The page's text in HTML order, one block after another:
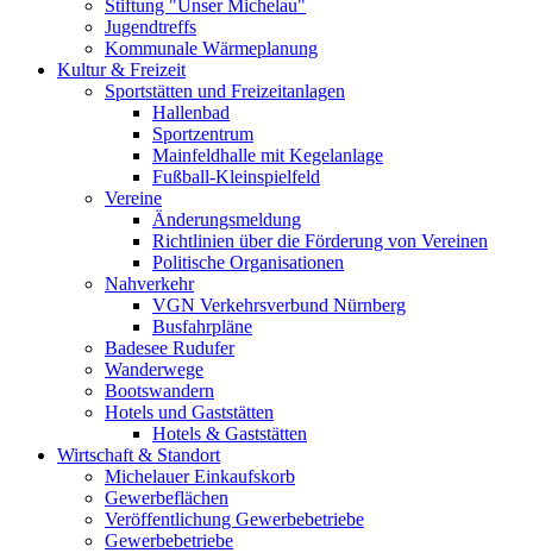
Stiftung "Unser Michelau"
Jugendtreffs
Kommunale Wärmeplanung
Kultur & Freizeit
Sportstätten und Freizeitanlagen
Hallenbad
Sportzentrum
Mainfeldhalle mit Kegelanlage
Fußball-Kleinspielfeld
Vereine
Änderungsmeldung
Richtlinien über die Förderung von Vereinen
Politische Organisationen
Nahverkehr
VGN Verkehrsverbund Nürnberg
Busfahrpläne
Badesee Rudufer
Wanderwege
Bootswandern
Hotels und Gaststätten
Hotels & Gaststätten
Wirtschaft & Standort
Michelauer Einkaufskorb
Gewerbeflächen
Veröffentlichung Gewerbebetriebe
Gewerbebetriebe